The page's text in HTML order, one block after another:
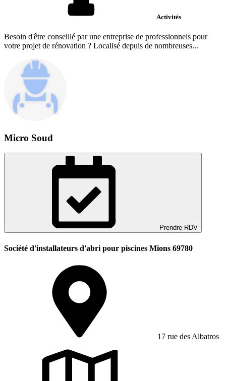
Activités
Besoin d'être conseillé par une entreprise de professionnels pour
votre projet de rénovation ? Localisé depuis de nombreuses...
Micro Soud
Prendre RDV
Société d'installateurs d'abri pour piscines Mions 69780
17 rue des Albatros